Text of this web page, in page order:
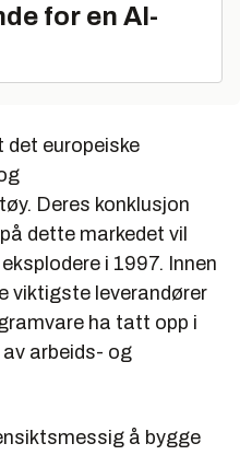
for en AI-
det europeiske
Deres konklusjon
dette markedet vil
i 1997. Innen
viktigste leverandører
ha tatt opp i
arbeids- og
å bygge